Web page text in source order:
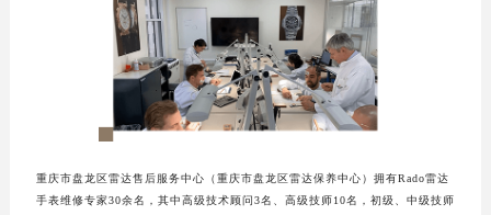
重庆市盘龙区雷达售后服务中心（重庆市盘龙区雷达保养中心）拥有Rado雷达
手表维修专家30余名，其中高级技术顾问3名、高级技师10名，初级、中级技师